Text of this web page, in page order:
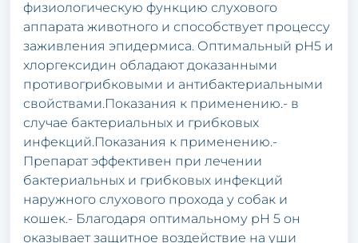
физиологическую функцию слухового
аппарата животного и способствует процессу
заживления эпидермиса. Оптимальный pH5 и
хлоргексидин обладают доказанными
противогрибковыми и антибактериальными
свойствами.Показания к применению.- в
случае бактериальных и грибковых
инфекций.Показания к применению.-
Препарат эффективен при лечении
бактериальных и грибковых инфекций
наружного слухового прохода у собак и
кошек.- Благодаря оптимальному pH 5 он
оказывает защитное воздействие на уши